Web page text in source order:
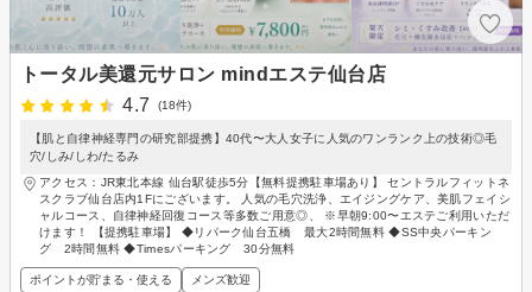
トータル美還元サロン mindエステ仙台店
4.7
(18件)
【肌と自律神経専門の研究部提携】40代〜大人女子に人気のワンランク上の技術◎毛
穴/しみ/しわ/たるみ
アクセス：JR東北本線 仙台駅徒歩5分【無料提携駐車場あり】 セントラルフィットネ
スクラブ仙台店内1Fにございます。 人気の毛穴洗浄、エイジングケア、美肌フェイシ
ャルコース、自律神経回復コース等多数ご用意◎、 ※早朝9:00〜エステご利用いただ
けます！ 【提携駐車場】 ◆リパーク仙台五橋 最大2時間無料 ◆SS中央パーキン
グ 2時間無料 ◆Timesパーキング 30分無料
ポイントが貯まる・使える メンズ歓迎